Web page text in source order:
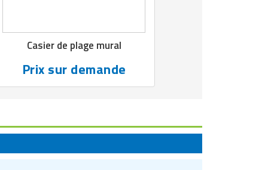
Casier de plage mural
Prix sur demande